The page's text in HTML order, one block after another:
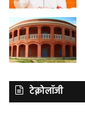
टेक्नोलॉजी